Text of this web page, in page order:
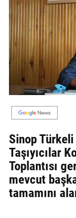
SİYASET
EKONOMİ
DÜNYA
MAGAZİN
GALERİ
VİDEO
YAZARLAR
BİZE
ULAŞIN
Künye
Sinop
Taşıyıcılar
Toplantısı
mevcut
tamamını